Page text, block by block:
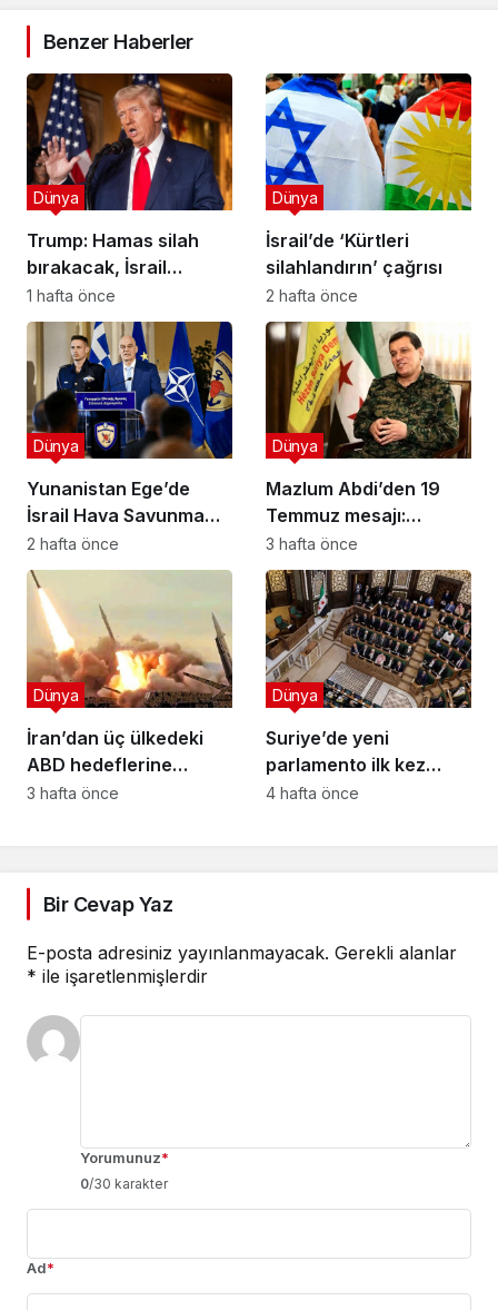
Benzer Haberler
Trump: Hamas silah
bırakacak, İsrail
Gazze’den çekilecek
Dünya
1 hafta önce
İsrail’de ‘Kürtleri
silahlandırın’ çağrısı
Dünya
2 hafta önce
Yunanistan Ege’de
İsrail Hava Savunma
Kalkanı Kuruyor: Yeni
Savunma Paketinde
Neler Var?
Dünya
2 hafta önce
Mazlum Abdi’den 19
Temmuz mesajı:
Demokratik ve çoğulcu
Suriye vurgusu
Dünya
3 hafta önce
İran’dan üç ülkedeki
ABD hedeflerine
misilleme: Yapay zeka
Dünya
3 hafta önce
Suriye’de yeni
parlamento ilk kez
toplandı; Kürtler ve
Dünya
4 hafta önce
Bir Cevap Yaz
E-posta adresiniz yayınlanmayacak. Gerekli alanlar
* ile işaretlenmişlerdir
Yorumunuz*
0/30 karakter
Ad*